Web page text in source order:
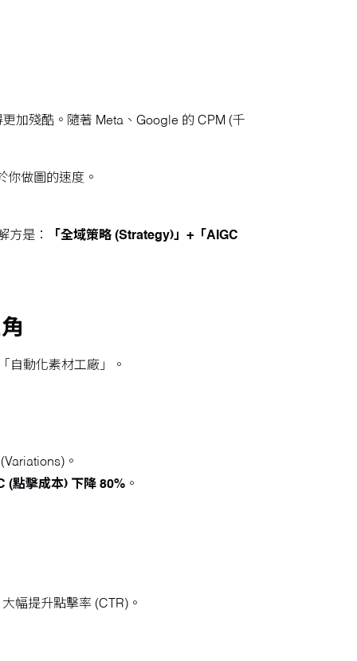
加殘酷。隨著 Meta、Google 的 CPM (千
你做圖的速度。
方是： 「全域策略 (Strategy)」+「AIGC
自動化素材工廠」。
。
(點擊成本) 下降 80% 。
幅提升點擊率 (CTR)。